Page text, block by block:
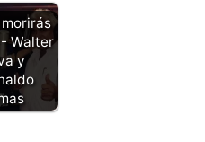
Walter
y